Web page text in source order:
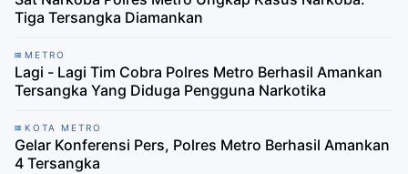
Tiga Tersangka Diamankan
METRO
Lagi - Lagi Tim Cobra Polres Metro Berhasil Amankan
Tersangka Yang Diduga Pengguna Narkotika
KOTA METRO
Gelar Konferensi Pers, Polres Metro Berhasil Amankan
4 Tersangka